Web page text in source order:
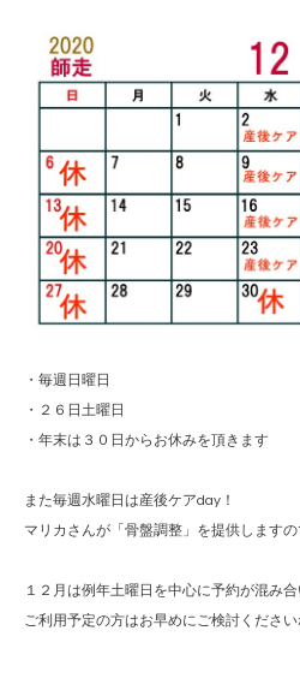
・毎週日曜日
・２６日土曜日
・年末は３０日からお休みを頂きます
また毎週水曜日は産後ケアday！
マリカさんが「骨盤調整」を提供します
１２月は例年土曜日を中心に予約が混み
ご利用予定の方はお早めにご検討ください